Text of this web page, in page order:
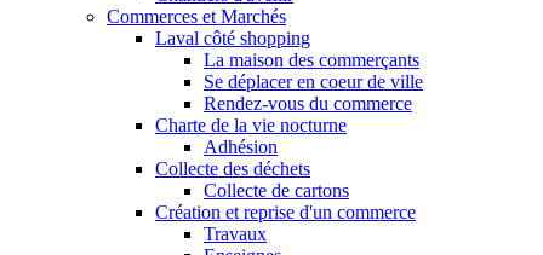
Commerces et Marchés
Laval côté shopping
La maison des commerçants
Se déplacer en coeur de ville
Rendez-vous du commerce
Charte de la vie nocturne
Adhésion
Collecte des déchets
Collecte de cartons
Création et reprise d'un commerce
Travaux